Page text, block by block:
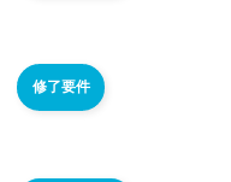
修了要件